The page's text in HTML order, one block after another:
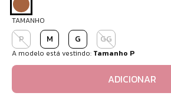
TAMANHO
P M G GG
A modelo está vestindo: Tamanho P
ADICIONAR